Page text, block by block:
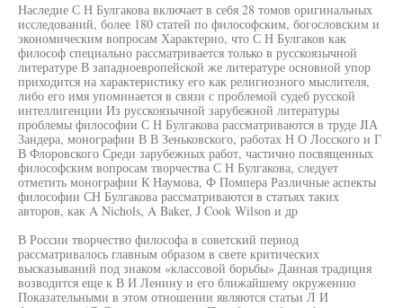
Наследие С Н Булгакова включает в себя 28 томов оригинальных
исследований, более 180 статей по философским, богословским и
экономическим вопросам Характерно, что С Н Булгаков как
философ специально рассматривается только в русскоязычной
литературе В западноевропейской же литературе основной упор
приходится на характеристику его как религиозного мыслителя,
либо его имя упоминается в связи с проблемой судеб русской
интеллигенции Из русскоязычной зарубежной литературы
проблемы философии С Н Булгакова рассматриваются в труде JIА
Зандера, монографии В В Зеньковского, работах Н О Лосского и Г
В Флоровского Среди зарубежных работ, частично посвященных
философским вопросам творчества С Н Булгакова, следует
отметить монографии К Наумова, Ф Помпера Различные аспекты
философии СН Булгакова рассматриваются в статьях таких
авторов, как A Nichols, A Baker, J Cook Wilson и др
В России творчество философа в советский период
рассматривалось главным образом в свете критических
высказываний под знаком «классовой борьбы» Данная традиция
возводится еще к В И Ленину и его ближайшему окружению
Показательными в этом отношении являются статьи Л И